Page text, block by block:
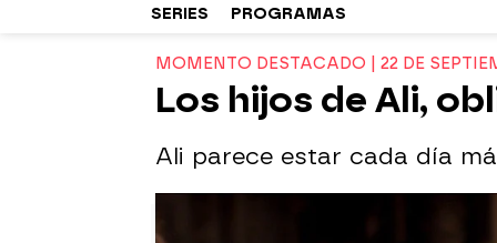
SERIES PROGRAMAS
MOMENTO DESTACADO | 22 DE
Los hijos de Ali,
Ali parece estar cada día